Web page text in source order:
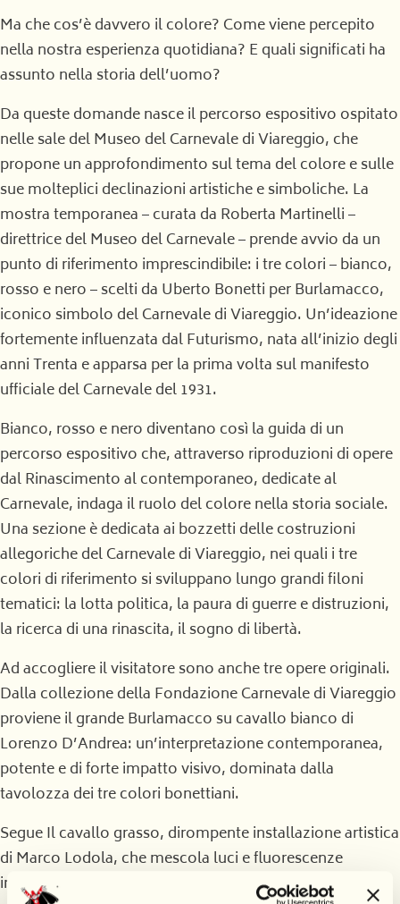
Ma che cos’è davvero il colore? Come viene percepito
nella nostra esperienza quotidiana? E quali significati ha
assunto nella storia dell’uomo?
Da queste domande nasce il percorso espositivo ospitato
nelle sale del Museo del Carnevale di Viareggio, che
propone un approfondimento sul tema del colore e sulle
sue molteplici declinazioni artistiche e simboliche. La
mostra temporanea – curata da Roberta Martinelli –
direttrice del Museo del Carnevale – prende avvio da un
punto di riferimento imprescindibile: i tre colori – bianco,
rosso e nero – scelti da Uberto Bonetti per Burlamacco,
iconico simbolo del Carnevale di Viareggio. Un’ideazione
fortemente influenzata dal Futurismo, nata all’inizio degli
anni Trenta e apparsa per la prima volta sul manifesto
ufficiale del Carnevale del 1931.
Bianco, rosso e nero diventano così la guida di un
percorso espositivo che, attraverso riproduzioni di opere
dal Rinascimento al contemporaneo, dedicate al
Carnevale, indaga il ruolo del colore nella storia sociale.
Una sezione è dedicata ai bozzetti delle costruzioni
allegoriche del Carnevale di Viareggio, nei quali i tre
colori di riferimento si sviluppano lungo grandi filoni
tematici: la lotta politica, la paura di guerre e distruzioni,
la ricerca di una rinascita, il sogno di libertà.
Ad accogliere il visitatore sono anche tre opere originali.
Dalla collezione della Fondazione Carnevale di Viareggio
proviene il grande Burlamacco su cavallo bianco di
Lorenzo D’Andrea: un’interpretazione contemporanea,
potente e di forte impatto visivo, dominata dalla
tavolozza dei tre colori bonettiani.
Segue Il cavallo grasso, dirompente installazione artistica
di Marco Lodola, che mescola luci e fluorescenze
inserendo Burlamacco e Ondina in un contesto